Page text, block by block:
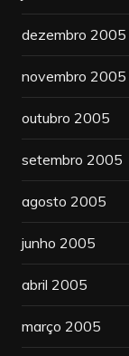
dezembro 2005
novembro 2005
outubro 2005
setembro 2005
agosto 2005
junho 2005
abril 2005
março 2005